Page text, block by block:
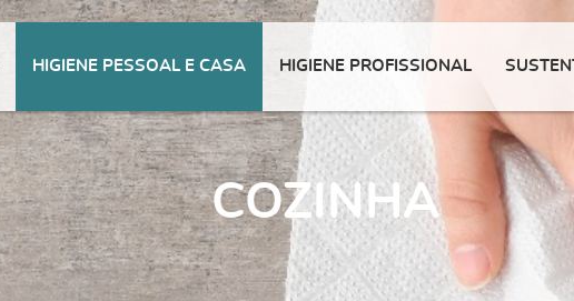
HIGIENE PESSOAL E CASA HIGIENE PROFISSIONAL
COZINHA